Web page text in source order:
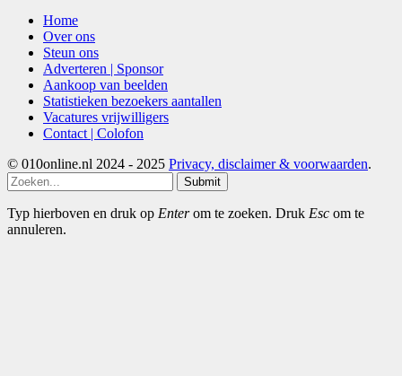
Home
Over ons
Steun ons
Adverteren | Sponsor
Aankoop van beelden
Statistieken bezoekers aantallen
Vacatures vrijwilligers
Contact | Colofon
© 010online.nl 2024 - 2025 Privacy, disclaimer & voorwaarden.
Submit
Typ hierboven en druk op Enterom te zoeken. Druk Esc om te
annuleren.